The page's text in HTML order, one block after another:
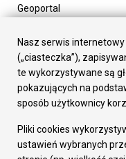
Geoportal
Załatw sprawę
Prezydent Miasta
Rada Miasta
Wydziały
Elektroniczna Skrzynka
Gospodarka
Fundusze europejskie
Nasz serwis
(„ciasteczka”),
te wykorzystywane są
pokazujących na
sposób użytkownicy
Pliki cookies
ustawień wybranych